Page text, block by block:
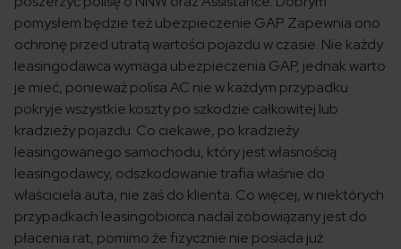
pomysłem będzie też ubezpieczenie GAP. Zapewnia ono
ochronę przed utratą wartości pojazdu w czasie. Nie każdy
leasingodawca wymaga ubezpieczenia GAP, jednak warto
je mieć, ponieważ polisa AC nie w każdym przypadku
pokryje wszystkie koszty po szkodzie całkowitej lub
kradzieży pojazdu. Co ciekawe, po kradzieży
leasingowanego samochodu, który jest własnością
leasingodawcy, odszkodowanie trafia właśnie do
właściciela auta, nie zaś do klienta. Co więcej, w niektórych
przypadkach leasingobiorca nadal zobowiązany jest do
płacenia rat, pomimo że fizycznie nie posiada już